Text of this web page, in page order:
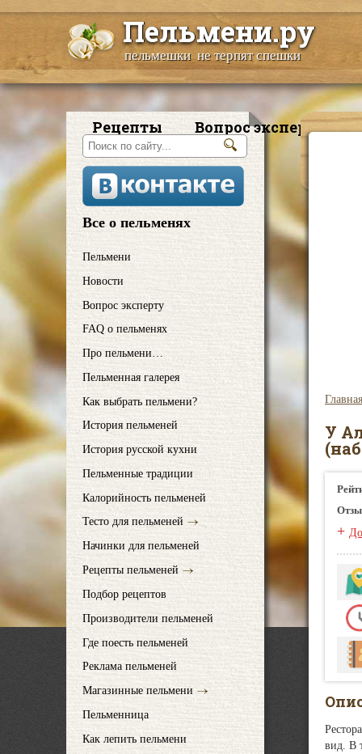
Пельмени.ру
пельмешки не терпят спешки
Рецепты Вопрос эксперту
Все о пельменях
Пельмени
Новости
Вопрос эксперту
FAQ о пельменях
Про пельмени…
Пельменная галерея
Как выбрать пельмени?
История пельменей
История русской кухни
Пельменные традиции
Калорийность пельменей
Тесто для пельменей
Начинки для пельменей
Рецепты пельменей
Подбор рецептов
Производители пельменей
Где поесть пельменей
Реклама пельменей
Магазинные пельмени
Пельменница
Как лепить пельмени
Главная
У
+
вид. В